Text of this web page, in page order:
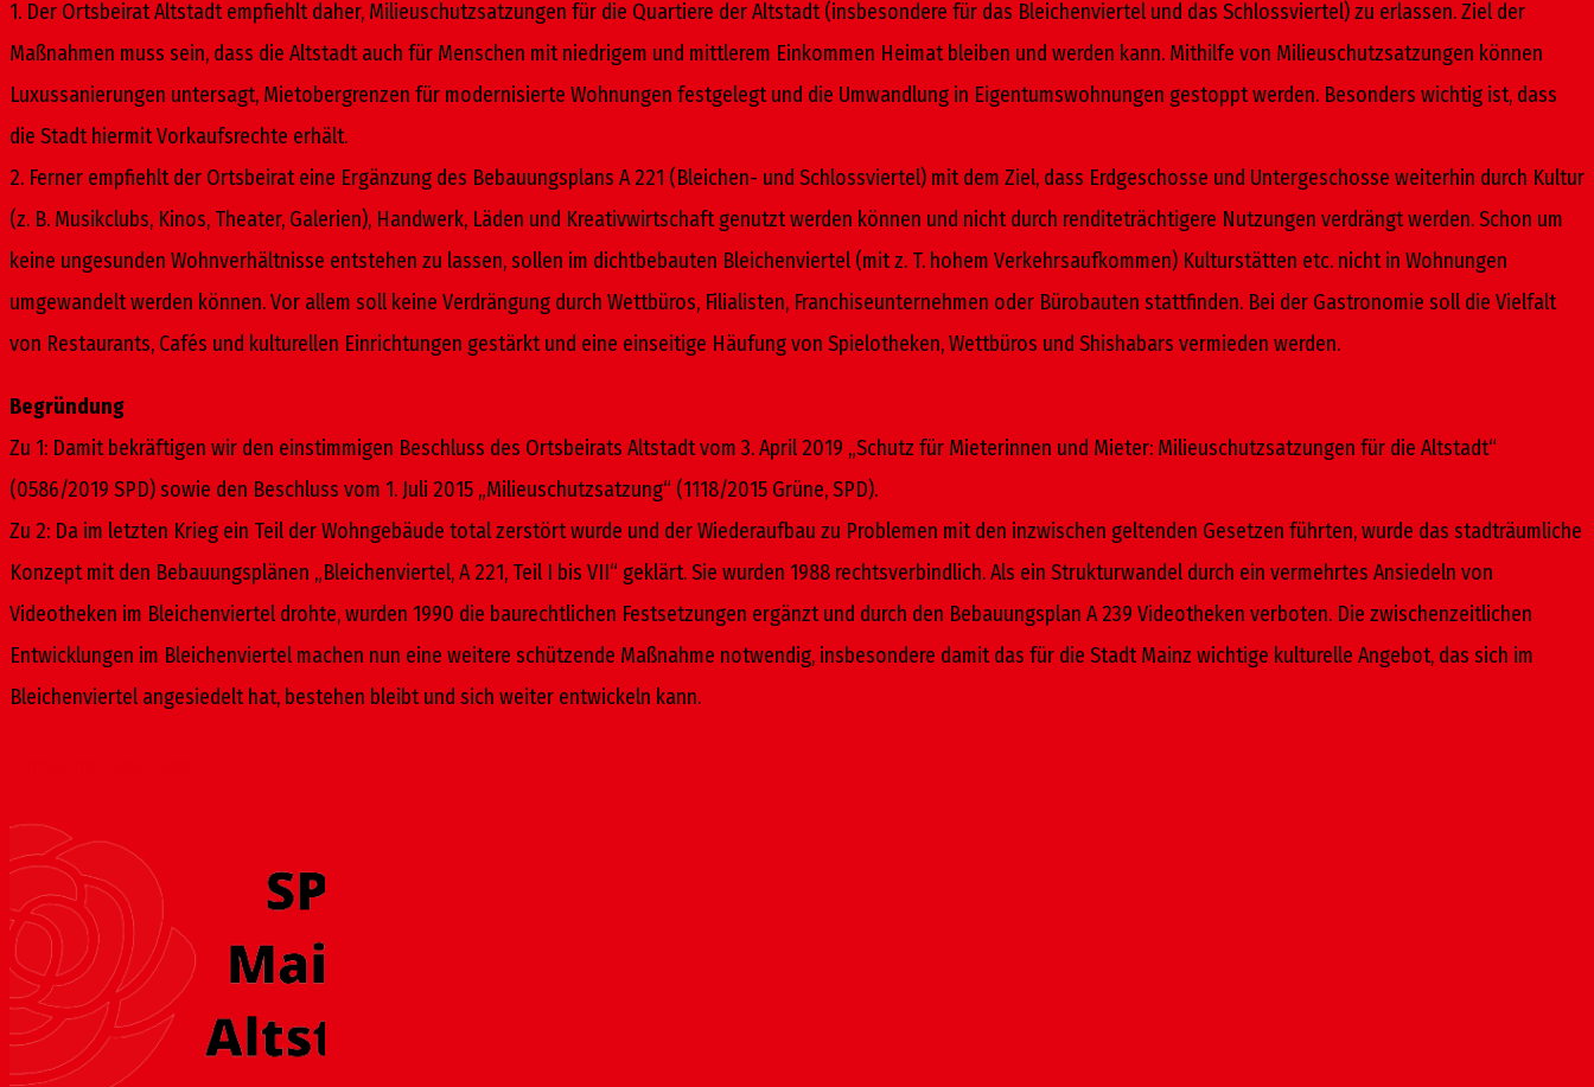
1. Der Ortsbeirat Altstadt empfiehlt daher, Milieuschutzsatzungen für die Quartiere der Altstadt (insbesondere für das Bleichenviertel und das Schlossviertel) zu erlassen. Ziel der
Maßnahmen muss sein, dass die Altstadt auch für Menschen mit niedrigem und mittlerem Einkommen Heimat bleiben und werden kann. Mithilfe von Milieuschutzsatzungen können
Luxussanierungen untersagt, Mietobergrenzen für modernisierte Wohnungen festgelegt und die Umwandlung in Eigentumswohnungen gestoppt werden. Besonders wichtig ist, dass
die Stadt hiermit Vorkaufsrechte erhält.
2. Ferner empfiehlt der Ortsbeirat eine Ergänzung des Bebauungsplans A 221 (Bleichen- und Schlossviertel) mit dem Ziel, dass Erdgeschosse und Untergeschosse weiterhin durch Kultur
(z. B. Musikclubs, Kinos, Theater, Galerien), Handwerk, Läden und Kreativwirtschaft genutzt werden können und nicht durch renditeträchtigere Nutzungen verdrängt werden. Schon um
keine ungesunden Wohnverhältnisse entstehen zu lassen, sollen im dichtbebauten Bleichenviertel (mit z. T. hohem Verkehrsaufkommen) Kulturstätten etc. nicht in Wohnungen
umgewandelt werden können. Vor allem soll keine Verdrängung durch Wettbüros, Filialisten, Franchiseunternehmen oder Bürobauten stattfinden. Bei der Gastronomie soll die Vielfalt
von Restaurants, Cafés und kulturellen Einrichtungen gestärkt und eine einseitige Häufung von Spielotheken, Wettbüros und Shishabars vermieden werden.
Begründung
Zu 1: Damit bekräftigen wir den einstimmigen Beschluss des Ortsbeirats Altstadt vom 3. April 2019 „Schutz für Mieterinnen und Mieter: Milieuschutzsatzungen für die Altstadt“
(0586/2019 SPD) sowie den Beschluss vom 1. Juli 2015 „Milieuschutzsatzung“ (1118/2015 Grüne, SPD).
Zu 2: Da im letzten Krieg ein Teil der Wohngebäude total zerstört wurde und der Wiederaufbau zu Problemen mit den inzwischen geltenden Gesetzen führten, wurde das stadträumliche
Konzept mit den Bebauungsplänen „Bleichenviertel, A 221, Teil I bis VII“ geklärt. Sie wurden 1988 rechtsverbindlich. Als ein Strukturwandel durch ein vermehrtes Ansiedeln von
Videotheken im Bleichenviertel drohte, wurden 1990 die baurechtlichen Festsetzungen ergänzt und durch den Bebauungsplan A 239 Videotheken verboten. Die zwischenzeitlichen
Entwicklungen im Bleichenviertel machen nun eine weitere schützende Maßnahme notwendig, insbesondere damit das für die Stadt Mainz wichtige kulturelle Angebot, das sich im
Bleichenviertel angesiedelt hat, bestehen bleibt und sich weiter entwickeln kann.